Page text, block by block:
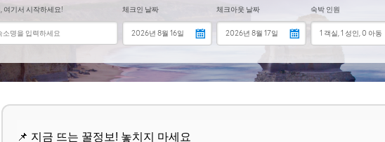
촬영으로 움직임을 포착
라마 모드로 광활한 풍경 담기
뜨는 꿀정보! 놓치지 마세요
📌 지금 뜨는 꿀정보! 놓치지 마세요